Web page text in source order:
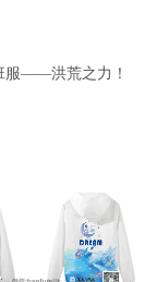
服——洪荒之力！